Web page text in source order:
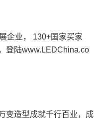
企业， 130+国家买家
登陆www.LEDChina.co
变造型成就千行百业，成